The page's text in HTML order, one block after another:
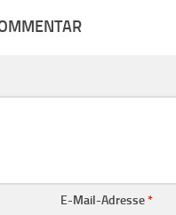
E-Mail-Adresse*